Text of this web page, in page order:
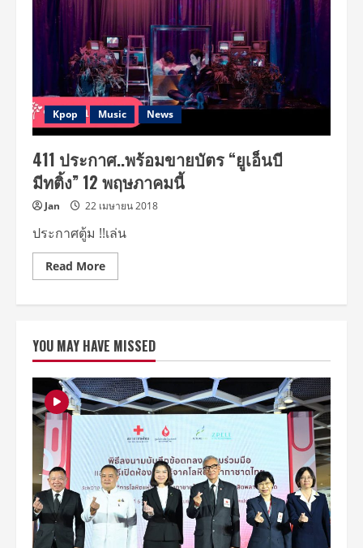
สุด
ตัว..ลุย
งาน
หนัก
เพื่อ
เเฟน
เพลง
พร้อม
ฝาก
คลิป
ทัก
ทาย
ชาว
ไทย
Kpop Music News
411 ประกาศ..พร้อมขายบัตร “ยูเอ็นบี
มีทติ้ง” 12 พฤษภาคมนี้
Jan 22 เมษายน 2018
ประกาศตู้ม !!เล่น
Read MoreRead
more
“ยู
เอ็น
บี
มีทติ้ง”
12
พฤษภาคม
นี้
YOU MAY HAVE MISSED